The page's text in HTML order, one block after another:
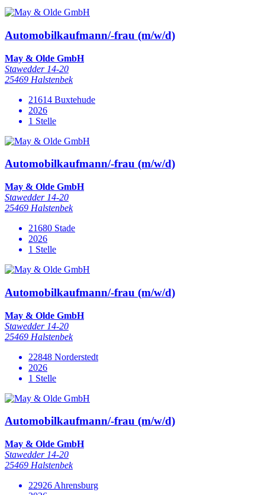
Automobilkaufmann/-frau (m/w/d)
May & Olde GmbH
Stawedder 14-20
25469 Halstenbek
21614 Buxtehude
2026
1 Stelle
Automobilkaufmann/-frau (m/w/d)
May & Olde GmbH
Stawedder 14-20
25469 Halstenbek
21680 Stade
2026
1 Stelle
Automobilkaufmann/-frau (m/w/d)
May & Olde GmbH
Stawedder 14-20
25469 Halstenbek
22848 Norderstedt
2026
1 Stelle
Automobilkaufmann/-frau (m/w/d)
May & Olde GmbH
Stawedder 14-20
25469 Halstenbek
22926 Ahrensburg